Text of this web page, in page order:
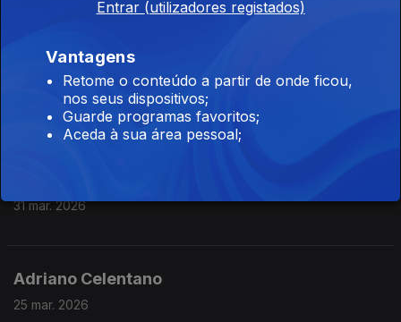
Kate Bush
01 abr. 2026
31 mar. 2026
Adriano Celentano
25 mar. 2026
Entrar (utilizadores registados)
Vantagens
Retome o conteúdo a partir de onde ficou,
nos seus dispositivos;
Guarde programas favoritos;
Aceda à sua área pessoal;